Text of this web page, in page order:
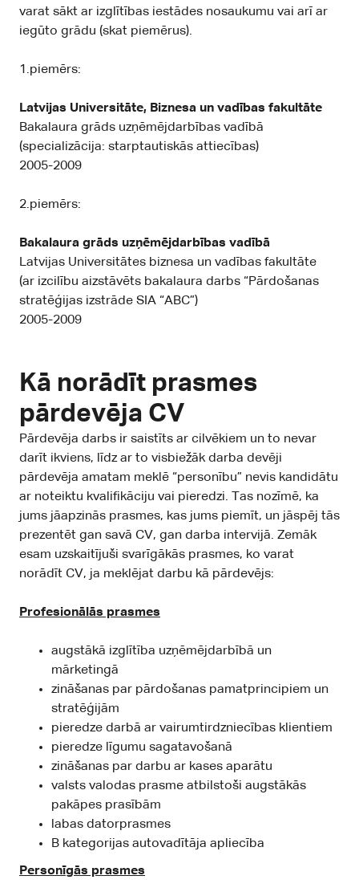
varat sākt ar izglītības iestādes nosaukumu vai arī ar
iegūto grādu (skat piemērus).
1.piemērs:
Latvijas Universitāte, Biznesa un vadības fakultāte
Bakalaura grāds uzņēmējdarbības vadībā
(specializācija: starptautiskās attiecības)
2005-2009
2.piemērs:
Bakalaura grāds uzņēmējdarbības vadībā
Latvijas Universitātes biznesa un vadības fakultāte
(ar izcilību aizstāvēts bakalaura darbs “Pārdošanas
stratēģijas izstrāde SIA “ABC”)
2005-2009
Kā norādīt prasmes
pārdevēja CV
Pārdevēja darbs ir saistīts ar cilvēkiem un to nevar
darīt ikviens, līdz ar to visbiežāk darba devēji
pārdevēja amatam meklē “personību” nevis kandidātu
ar noteiktu kvalifikāciju vai pieredzi. Tas nozīmē, ka
jums jāapzinās prasmes, kas jums piemīt, un jāspēj tās
prezentēt gan savā CV, gan darba intervijā. Zemāk
esam uzskaitījuši svarīgākās prasmes, ko varat
norādīt CV, ja meklējat darbu kā pārdevējs:
Profesionālās prasmes
augstākā izglītība uzņēmējdarbībā un
mārketingā
zināšanas par pārdošanas pamatprincipiem un
stratēģijām
pieredze darbā ar vairumtirdzniecības klientiem
pieredze līgumu sagatavošanā
zināšanas par darbu ar kases aparātu
valsts valodas prasme atbilstoši augstākās
pakāpes prasībām
labas datorprasmes
B kategorijas autovadītāja apliecība
Personīgās prasmes